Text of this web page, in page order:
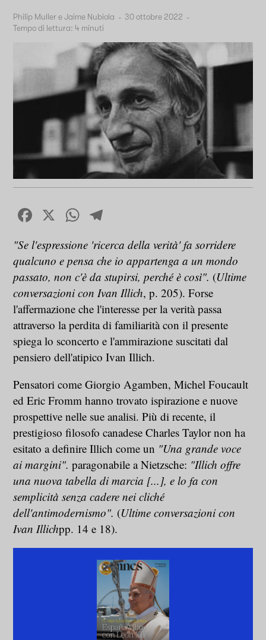
Philip Muller e Jaime Nubiola - 30 ottobre 2022 -
Tempo di lettura: 4 minuti
Facebook
X WhatsApp
"Se l'espressione 'ricerca della verità' fa sorridere
qualcuno e pensa che io appartenga a un mondo
passato, non c'è da stupirsi, perché è così". (Ultime
conversazioni con Ivan Illich, p. 205). Forse
l'affermazione che l'interesse per la verità passa
attraverso la perdita di familiarità con il presente
spiega lo sconcerto e l'ammirazione suscitati dal
pensiero dell'atipico Ivan Illich.
Pensatori come Giorgio Agamben, Michel Foucault
ed Eric Fromm hanno trovato ispirazione e nuove
prospettive nelle sue analisi. Più di recente, il
prestigioso filosofo canadese Charles Taylor non ha
esitato a definire Illich come un "Una grande voce
ai margini". paragonabile a Nietzsche: "Illich offre
una nuova tabella di marcia [...], e lo fa con
semplicità senza cadere nei cliché
dell'antimodernismo". (Ultime conversazioni con
Ivan Illichpp. 14 e 18).